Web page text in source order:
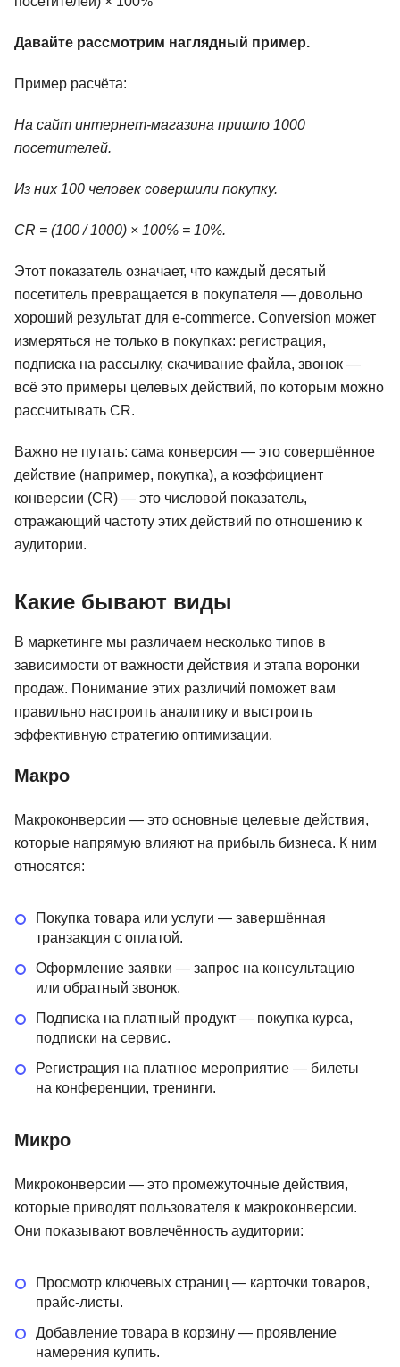
Давайте рассмотрим наглядный пример.
Пример расчёта:
На сайт интернет-магазина пришло 1000
посетителей.
Из них 100 человек совершили покупку.
CR = (100 / 1000) × 100% = 10%.
Этот показатель означает, что каждый десятый
посетитель превращается в покупателя — довольно
хороший результат для e-commerce. Conversion может
измеряться не только в покупках: регистрация,
подписка на рассылку, скачивание файла, звонок —
всё это примеры целевых действий, по которым можно
рассчитывать CR.
Важно не путать: сама конверсия — это совершённое
действие (например, покупка), а коэффициент
конверсии (CR) — это числовой показатель,
отражающий частоту этих действий по отношению к
аудитории.
Какие бывают виды
В маркетинге мы различаем несколько типов в
зависимости от важности действия и этапа воронки
продаж. Понимание этих различий поможет вам
правильно настроить аналитику и выстроить
эффективную стратегию оптимизации.
Макро
Макроконверсии — это основные целевые действия,
которые напрямую влияют на прибыль бизнеса. К ним
относятся:
Покупка товара или услуги — завершённая
транзакция с оплатой.
Оформление заявки — запрос на консультацию
или обратный звонок.
Подписка на платный продукт — покупка курса,
подписки на сервис.
Регистрация на платное мероприятие — билеты
на конференции, тренинги.
Микро
Микроконверсии — это промежуточные действия,
которые приводят пользователя к макроконверсии.
Они показывают вовлечённость аудитории:
Просмотр ключевых страниц — карточки товаров,
прайс-листы.
Добавление товара в корзину — проявление
намерения купить.